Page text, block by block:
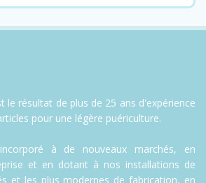
le résultat de plus de 25 ans d'expérience
pour une légère puériculture.
à de nouveaux marchés, en
et en dotant à nos installations de
et les plus modernes de fabrication, en